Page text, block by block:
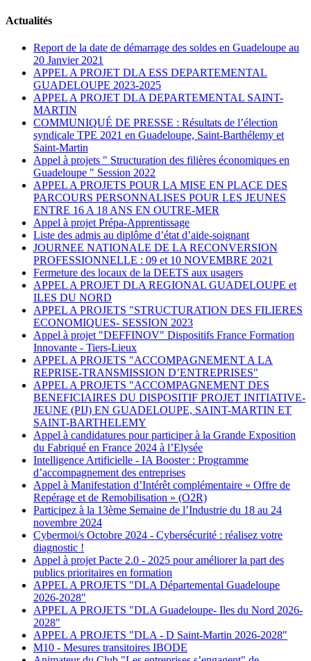
Actualités
Report de la date de démarrage des soldes en Guadeloupe au
20 Janvier 2021
APPEL A PROJET DLA ESS DEPARTEMENTAL
GUADELOUPE 2023-2025
APPEL A PROJET DLA DEPARTEMENTAL SAINT-
MARTIN
COMMUNIQUÉ DE PRESSE : Résultats de l’élection
syndicale TPE 2021 en Guadeloupe, Saint-Barthélemy et
Saint-Martin
Appel à projets " Structuration des filières économiques en
Guadeloupe " Session 2022
APPEL A PROJETS POUR LA MISE EN PLACE DES
PARCOURS PERSONNALISES POUR LES JEUNES
ENTRE 16 A 18 ANS EN OUTRE-MER
Appel à projet Prépa-Apprentissage
Liste des admis au diplôme d’état d’aide-soignant
JOURNEE NATIONALE DE LA RECONVERSION
PROFESSIONNELLE : 09 et 10 NOVEMBRE 2021
Fermeture des locaux de la DEETS aux usagers
APPEL A PROJET DLA REGIONAL GUADELOUPE et
ILES DU NORD
APPEL A PROJETS "STRUCTURATION DES FILIERES
ECONOMIQUES- SESSION 2023
Appel à projet "DEFFINOV" Dispositifs France Formation
Innovante - Tiers-Lieux
APPEL A PROJETS "ACCOMPAGNEMENT A LA
REPRISE-TRANSMISSION D’ENTREPRISES"
APPEL A PROJETS "ACCOMPAGNEMENT DES
BENEFICIAIRES DU DISPOSITIF PROJET INITIATIVE-
JEUNE (PIJ) EN GUADELOUPE, SAINT-MARTIN ET
SAINT-BARTHELEMY
Appel à candidatures pour participer à la Grande Exposition
du Fabriqué en France 2024 à l’Elysée
Intelligence Artificielle - IA Booster : Programme
d’accompagnement des entreprises
Appel à Manifestation d’Intérêt complémentaire « Offre de
Repérage et de Remobilisation » (O2R)
Participez à la 13ème Semaine de l’Industrie du 18 au 24
novembre 2024
Cybermoi/s Octobre 2024 - Cybersécurité : réalisez votre
diagnostic !
Appel à projet Pacte 2.0 - 2025 pour améliorer la part des
publics prioritaires en formation
APPEL A PROJETS "DLA Départemental Guadeloupe
2026-2028"
APPEL A PROJETS "DLA Guadeloupe- Iles du Nord 2026-
2028"
APPEL A PROJETS "DLA - D Saint-Martin 2026-2028"
M10 - Mesures transitoires IBODE